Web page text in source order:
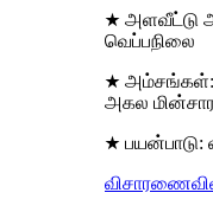
★ அளவீட்டு
வெப்பநிலை
★ அம்சங்கள்:
அகல
★ பயன்பாடு:
விசாரணை